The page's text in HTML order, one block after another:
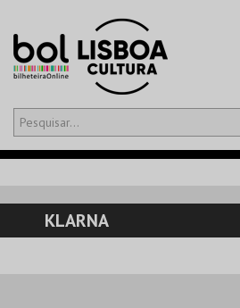
Olá,iniciar sessão
CARRINHO
EVENTOS
KLARNA